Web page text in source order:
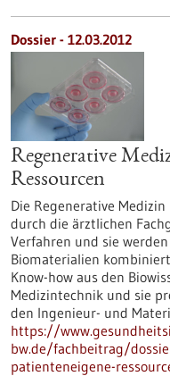
Dossier - 12.03.2012
Regenerative
Ressourcen
Die Regenerative
durch die ärztlichen
Verfahren und sie
Biomaterialien
Know-how aus den
Medizintechnik und sie
den Ingenieur- und
https://
bw.de/fachbeitrag/
patienteneigene-